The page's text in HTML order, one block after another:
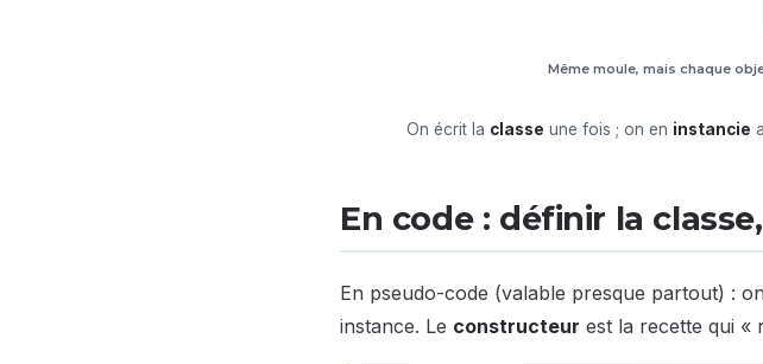
Même moule, mais chaque
On écrit la classe une fois ; on en instancie
En code : définir la
En pseudo-code (valable presque partout) :
instance. Le constructeur est la recette qui «